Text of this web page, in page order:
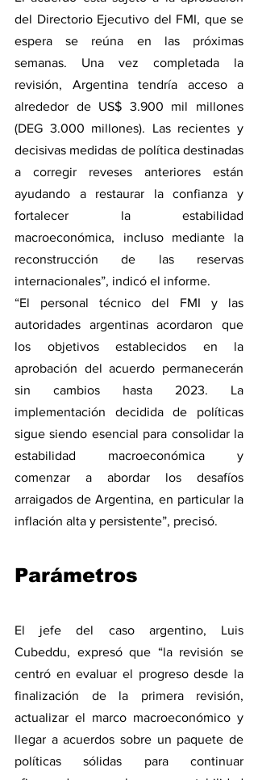
del Directorio Ejecutivo del FMI, que se
espera se reúna en las próximas
semanas. Una vez completada la
revisión, Argentina tendría acceso a
alrededor de US$ 3.900 mil millones
(DEG 3.000 millones). Las recientes y
decisivas medidas de política destinadas
a corregir reveses anteriores están
ayudando a restaurar la confianza y
fortalecer la estabilidad
macroeconómica, incluso mediante la
reconstrucción de las reservas
internacionales”, indicó el informe.
“El personal técnico del FMI y las
autoridades argentinas acordaron que
los objetivos establecidos en la
aprobación del acuerdo permanecerán
sin cambios hasta 2023. La
implementación decidida de políticas
sigue siendo esencial para consolidar la
estabilidad macroeconómica y
comenzar a abordar los desafíos
arraigados de Argentina, en particular la
inflación alta y persistente”, precisó.
Parámetros
El jefe del caso argentino, Luis
Cubeddu, expresó que “la revisión se
centró en evaluar el progreso desde la
finalización de la primera revisión,
actualizar el marco macroeconómico y
llegar a acuerdos sobre un paquete de
políticas sólidas para continuar